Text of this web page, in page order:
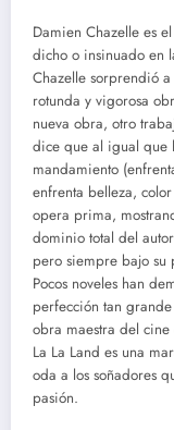
Damien Chazelle es
dicho o insinuado en
Chazelle sorprendió
rotunda y vigorosa
nueva obra, otro
dice que al igual que
mandamiento
enfrenta belleza,
opera prima,
dominio total del
pero siempre bajo su
Pocos noveles han
perfección tan
obra maestra del cine
La La Land es una
oda a los soñadores
pasión.